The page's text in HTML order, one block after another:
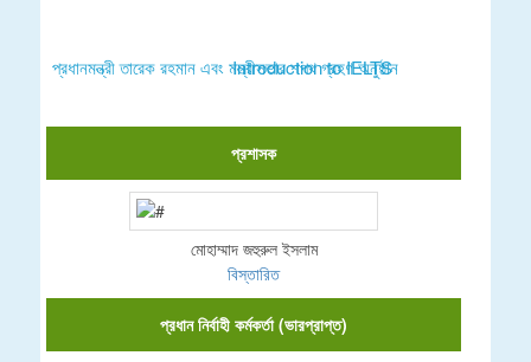
প্রধানমন্ত্রী তারেক রহমান এবং মন্ত্রীসভার শপথ গ্রহণ অনুষ্ঠান
Introduction to IELTS
প্রশাসক
মোহাম্মাদ জহুরুল ইসলাম
বিস্তারিত
প্রধান নির্বাহী কর্মকর্তা (ভারপ্রাপ্ত)